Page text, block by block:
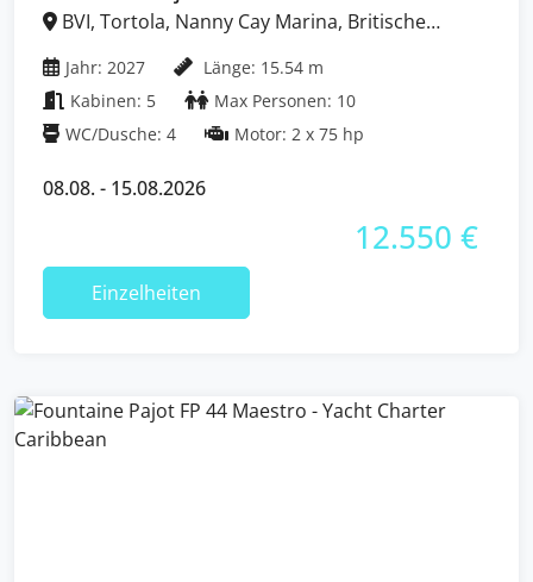
Jahr: 2027
Länge: 15.54 m
Kabinen: 5
Max Personen: 10
WC/Dusche: 4
Motor: 2 x 75 hp
08.08. - 15.08.2026
12.550 €
Einzelheiten